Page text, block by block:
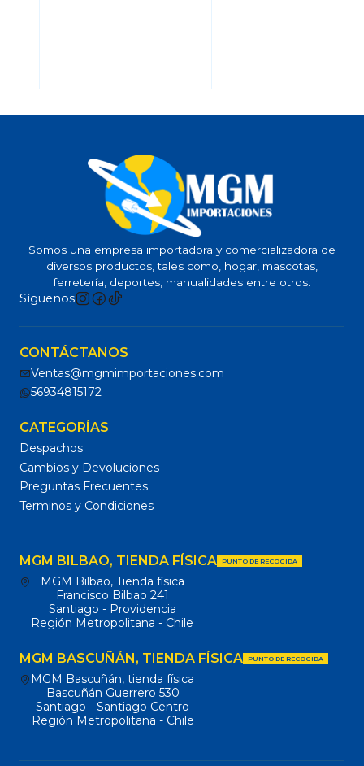
Somos una empresa importadora y comercializadora de
diversos productos, tales como, hogar, mascotas,
ferretería, deportes, manualidades entre otros.
Síguenos
CONTÁCTANOS
Ventas@mgmimportaciones.com
56934815172
CATEGORÍAS
Despachos
Cambios y Devoluciones
Preguntas Frecuentes
Terminos y Condiciones
MGM BILBAO, TIENDA FÍSICA PUNTO DE RECOGIDA
MGM Bilbao, Tienda física
Francisco Bilbao 241
Santiago - Providencia
Región Metropolitana - Chile
MGM BASCUÑÁN, TIENDA FÍSICA PUNTO DE RECOGIDA
MGM Bascuñán, tienda física
Bascuñán Guerrero 530
Santiago - Santiago Centro
Región Metropolitana - Chile